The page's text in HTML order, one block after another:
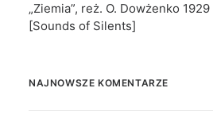
„Ziemia”, reż. O. Dowżenko
[Sounds of Silents]
NAJNOWSZE KOMENTARZE